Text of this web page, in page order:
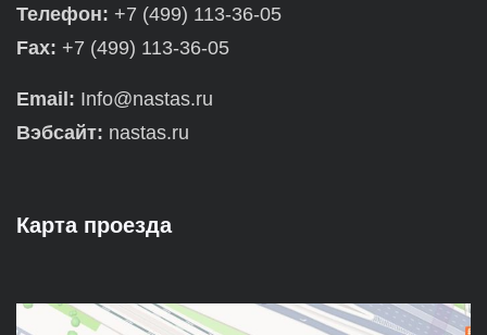
Телефон: +7 (499) 113-36-05
Fax: +7 (499) 113-36-05
Email: Info@nastas.ru
Вэбсайт: nastas.ru
Карта проезда